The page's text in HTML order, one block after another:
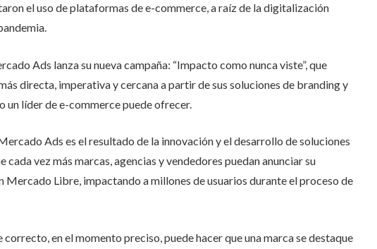
el uso de plataformas de e-commerce, a raíz de la digitalización
Ads lanza su nueva campaña: “Impacto como nunca viste”, que
directa, imperativa y cercana a partir de sus soluciones de branding y
un líder de e-commerce puede ofrecer.
Ads es el resultado de la innovación y el desarrollo de soluciones
cada vez más marcas, agencias y vendedores puedan anunciar su
Mercado Libre, impactando a millones de usuarios durante el proceso de
correcto, en el momento preciso, puede hacer que una marca se destaque